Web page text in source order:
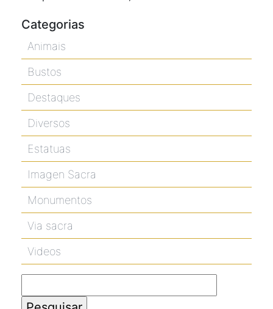
Categorias
Animais
Bustos
Destaques
Diversos
Estatuas
Imagen Sacra
Monumentos
Via sacra
Videos
por: